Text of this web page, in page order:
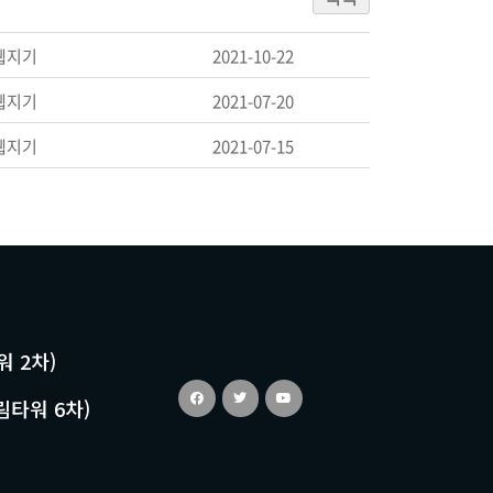
지기
2021-10-22
지기
2021-07-20
지기
2021-07-15
2차)
타워 6차)